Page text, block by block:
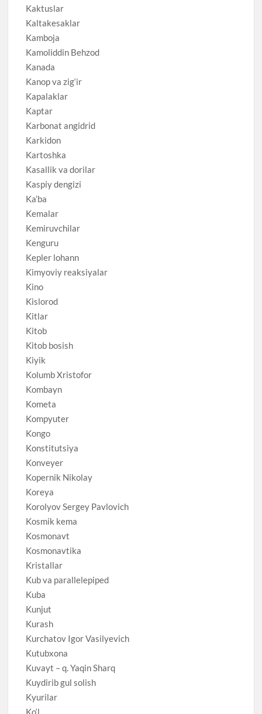
Kaktuslar
Kaltakesaklar
Kamboja
Kamoliddin Behzod
Kanada
Kanop va zig‘ir
Kapalaklar
Kaptar
Karbonat angidrid
Karkidon
Kartoshka
Kasallik va dorilar
Kaspiy dengizi
Ka’ba
Kemalar
Kemiruvchilar
Kenguru
Kepler lohann
Kimyoviy reaksiyalar
Kino
Kislorod
Kitlar
Kitob
Kitob bosish
Kiyik
Kolumb Xristofor
Kombayn
Kometa
Kompyuter
Kongo
Konstitutsiya
Konveyer
Kopernik Nikolay
Koreya
Korolyov Sergey Pavlovich
Kosmik kema
Kosmonavt
Kosmonavtika
Kristallar
Kub va parallelepiped
Kuba
Kunjut
Kurash
Kurchatov Igor Vasilyevich
Kutubxona
Kuvayt – q. Yaqin Sharq
Kuydirib gul solish
Kyurilar
Ko‘l